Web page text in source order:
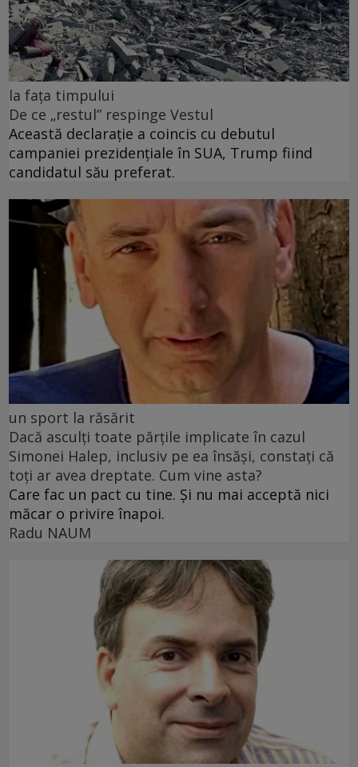
la fața timpului
De ce „restul” respinge Vestul
Această declarație a coincis cu debutul
campaniei prezidențiale în SUA, Trump fiind
candidatul său preferat.
un sport la răsărit
Dacă asculți toate părțile implicate în cazul
Simonei Halep, inclusiv pe ea însăși, constați că
toți ar avea dreptate. Cum vine asta?
Care fac un pact cu tine. Și nu mai acceptă nici
măcar o privire înapoi.
Radu NAUM